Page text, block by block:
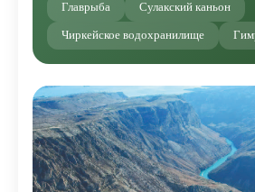
Главрыба Сулакский каньон
Чиркейское водохранилище